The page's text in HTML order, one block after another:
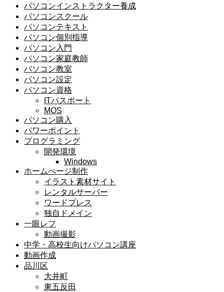
パソコンインストラクター養成
パソコンスクール
パソコンテキスト
パソコン個別指導
パソコン入門
パソコン家庭教師
パソコン教室
パソコン設定
パソコン資格
ITパスポート
MOS
パソコン購入
パワーポイント
プログラミング
開発環境
Windows
ホームぺージ制作
イラスト素材サイト
レンタルサーバー
ワードプレス
独自ドメイン
一眼レフ
動画撮影
中学・高校生向けパソコン講座
動画作成
品川区
大井町
東五反田